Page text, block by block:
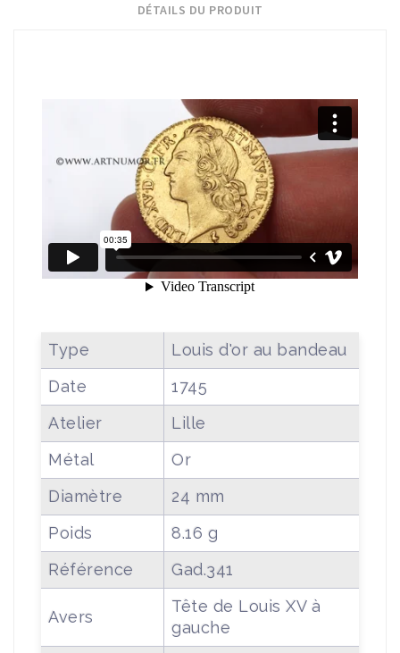
DÉTAILS DU PRODUIT
Type
Louis d'or au bandeau
Date
1745
Atelier
Lille
Métal
Or
Diamètre
24 mm
Poids
8.16 g
Référence
Gad.341
Avers
Tête de Louis XV à
gauche